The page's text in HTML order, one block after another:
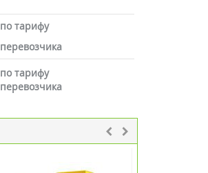
по тарифу
перевозчика
по тарифу
перевозчика